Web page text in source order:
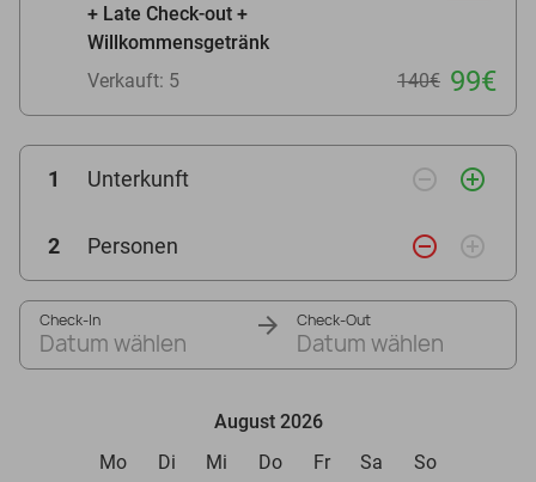
+ Late Check-out +
Willkommensgetränk
Verkauft: 5 140€ 99€
1 Unterkunft remove_circle_outline add_circle_outline
2 Personen remove_circle_outline add_circle_outline
Check-In
Datum wählen
Check-Out
Datum wählen
August 2026
Mo
Di Mi Do Fr Sa So